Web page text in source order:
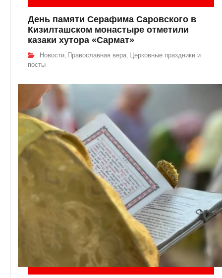
День памяти Серафима Саровского в
Кизилташском монастыре отметили
казаки хутора «Сармат»
Новости, Православная вера,
Церковные праздники и
посты